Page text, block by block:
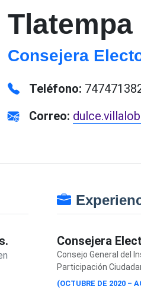
Tlatempa
Consejera
Teléfono:
Correo:
Consejera
Consejo General del
Participación
(OCTUBRE DE 2020 –